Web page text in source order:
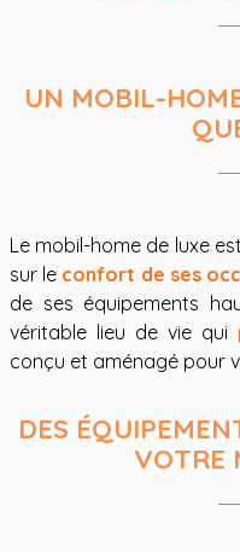
UN MOBIL-
Le mobil-home de luxe
sur le confort de ses
de ses équipements
véritable lieu de vie qui
conçu et aménagé pour
DES
VOTRE